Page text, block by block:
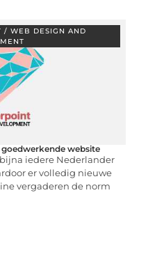
/ WEB DESIGN AND
website
iedere Nederlander
er volledig nieuwe
vergaderen de norm